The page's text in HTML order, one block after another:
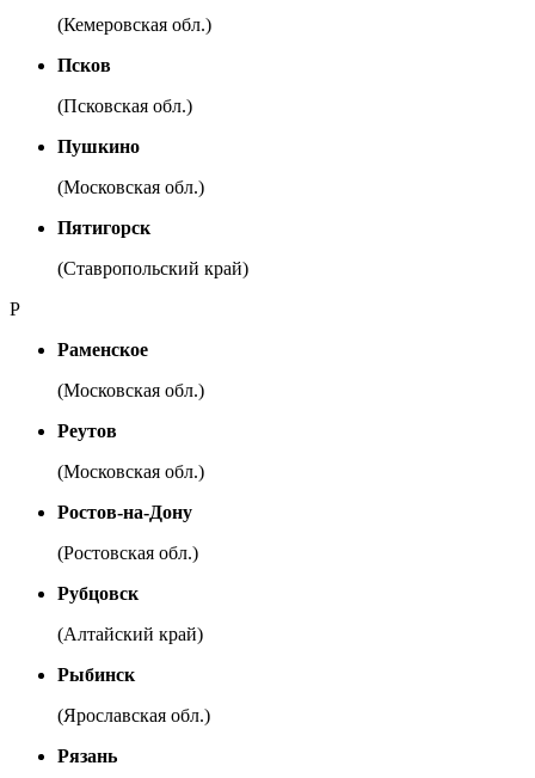
(Кемеровская обл.)
Псков
(Псковская обл.)
Пушкино
(Московская обл.)
Пятигорск
(Ставропольский край)
Р
Раменское
(Московская обл.)
Реутов
(Московская обл.)
Ростов-на-Дону
(Ростовская обл.)
Рубцовск
(Алтайский край)
Рыбинск
(Ярославская обл.)
Рязань